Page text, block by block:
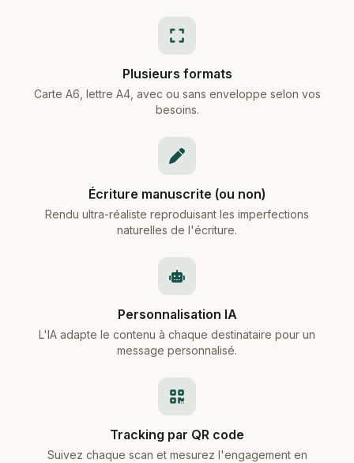
Plusieurs formats
Carte A6, lettre A4, avec ou sans enveloppe selon vos
besoins.
Écriture manuscrite (ou non)
Rendu ultra-réaliste reproduisant les imperfections
naturelles de l'écriture.
Personnalisation IA
L'IA adapte le contenu à chaque destinataire pour un
message personnalisé.
Tracking par QR code
Suivez chaque scan et mesurez l'engagement en